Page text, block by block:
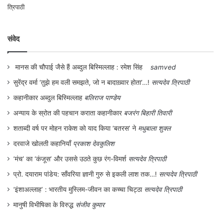
अपराध सिद्धि की सम्भावनाएँ कम हो जाती हैं। वैसे भी
बहुत कम रहती है। स्‍पष्‍ट है कि कानून ऐसा बनाया
जाना चाहिए ताकि पारिस्थितिकीय अपराधों के लिए
कॉरपोरेट जगत को अपराधी साबित करके दण्डित
किया जा सके। एक अन्‍य समस्‍या कानून के
क्षेत्राधिकार की है। पारिस्थितिकीय संहार से जुड़े
अपराध का क्षेत्र किसी एक देश विशेष तक सीमित
नहीं होता। प्राय: एकाधिक देशों की सीमाओं तक इन
अपराधों की व्‍याप्ति मिलती है। यहाँ ग़ौर करने लायक
यह भी है कि प्राय: इन मामलों में अपराधी बहुत
ताकतवर होते हैं जबकि पीड़‍ित पक्ष बहुत कमजोर होता
है। उदाहरण के लिए पर्यावरण प्रदूषण का शिकार
संवेद
मानस की चौपाई जैसे हैं अब्दुल बिस्मिल्लाह : रमेश सिंह
samved
सुरेंद्र वर्मा ‘तुझे हम वली समझते, जो न बादाख़्वार होता’…! सत्यदेव त्रिपाठी
कहानीकार अब्दुल बिस्मिल्लाह बलिराज पाण्डेय
अन्याय के स्रोत की पहचान कराता कहानीकार बजरंग बिहारी तिवारी
शताब्दी वर्ष पर मोहन राकेश को याद किया ‘बतरस’ ने मधुबाला शुक्ल
दरवाजे खोलती कहानियाँ प्रकाश देवकुलिश
‘मंच’ का ‘कंजूस’ और उससे उठते कुछ रंग-विमर्श सत्यदेव त्रिपाठी
प्रो. दयाराम पांडेय: साँवरिया ज्ञानी गुरु से इकली लाश तक…! सत्यदेव त्रिपाठी
‘इंशाअल्लाह’ : भारतीय मुस्लिम-जीवन का कच्चा चिट्ठा सत्यदेव त्रिपाठी
मानुषी विभीषिका के विरुद्ध संजीव कुमार